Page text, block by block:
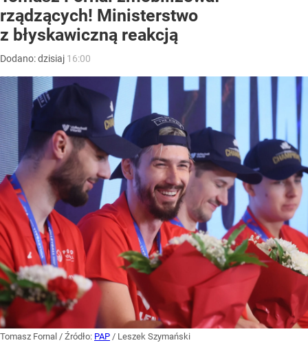
rządzących! Ministerstwo
z błyskawiczną reakcją
Dodano:dzisiaj 16:00
Tomasz Fornal / Źródło: PAP / Leszek Szymański